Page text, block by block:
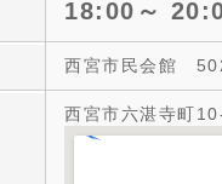
18:00～
西宮市民会館
西宮市六湛寺町